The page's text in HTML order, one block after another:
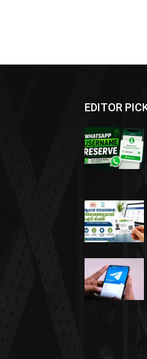
EDITOR